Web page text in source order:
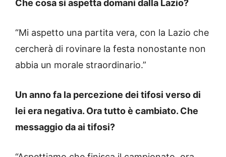
Che cosa si aspetta domani dalla Lazio?
“Mi aspetto una partita vera, con la Lazio che
cercherà di rovinare la festa nonostante non
abbia un morale straordinario.”
Un anno fa la percezione dei tifosi verso di
lei era negativa. Ora tutto è cambiato. Che
messaggio da ai tifosi?